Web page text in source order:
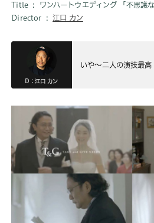
Title
ワンハートウエディング 「不思議
Director
江口 カン
D：江口 カン
いや〜二人の演技最高